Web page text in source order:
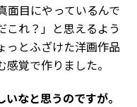
面目にやっているんで
これ？」と思えるよう
っとふざけた洋画作品
覚で作りました。
いなと思うのですが。